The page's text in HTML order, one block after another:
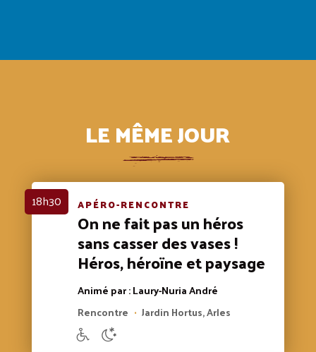
LE MÊME JOUR
18h30 APÉRO-RENCONTRE
On ne fait pas un héros
sans casser des vases !
Héros, héroïne et paysage
Animé par : Laury-Nuria André
Rencontre • Jardin Hortus, Arles